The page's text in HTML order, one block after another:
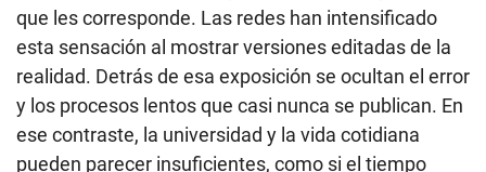
que les corresponde. Las redes han intensificado
esta sensación al mostrar versiones editadas de la
realidad. Detrás de esa exposición se ocultan el error
y los procesos lentos que casi nunca se publican. En
ese contraste, la universidad y la vida cotidiana
pueden parecer insuficientes, como si el tiempo